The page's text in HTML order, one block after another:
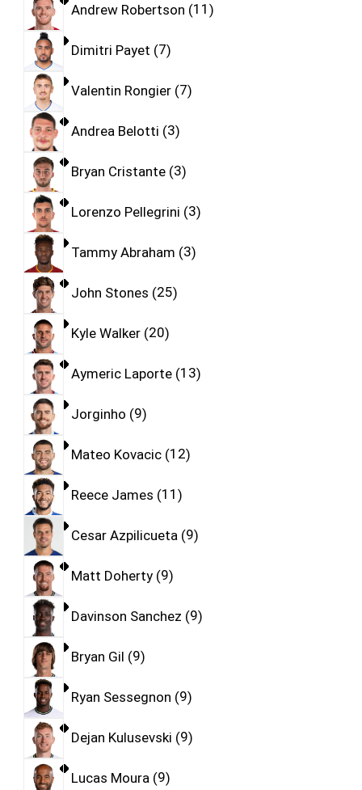
Andrew Robertson 11
Dimitri Payet 7
Valentin Rongier 7
Andrea Belotti 3
Bryan Cristante 3
Lorenzo Pellegrini 3
Tammy Abraham 3
John Stones 25
Kyle Walker 20
Aymeric Laporte 13
Jorginho 9
Mateo Kovacic 12
Reece James 11
Cesar Azpilicueta 9
Matt Doherty 9
Davinson Sanchez 9
Bryan Gil 9
Ryan Sessegnon 9
Dejan Kulusevski 9
Lucas Moura 9